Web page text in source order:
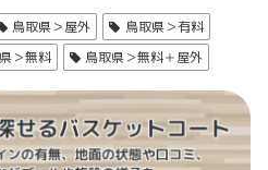
鳥取県＞屋外
鳥取県＞有料
＞無料 鳥取県＞無料＋屋外